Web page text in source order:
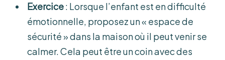
Exercice: Lorsque l’enfant est en difficulté
émotionnelle, proposez un « espace de
sécurité » dans la maison où il peut venir se
calmer. Cela peut être un coin avec des